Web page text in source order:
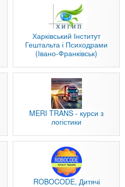
Харківський Інститут
Гештальта і Психодрами
(Івано-Франківськ)
MERI TRANS - курси з
логістики
ROBOCODE, Дитячі